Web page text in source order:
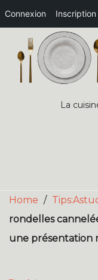
Connexion Inscription
content
La
Home /
rondelles
une présentation